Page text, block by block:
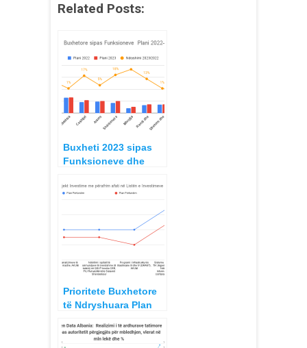
Related Posts:
Buxheti 2023 sipas
Funksioneve dhe
Qeveritare, Plani
Prioritete Buxhetore
të Ndryshuara Plan
2022, Investimet
Publike me tkurrje